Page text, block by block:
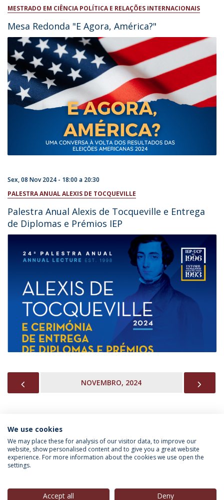
MESTRADO EM CIÊNCIA POLÍTICA E RELAÇÕES INTERNACIONAIS
Mesa Redonda "E Agora, América?"
Sex, 08 Nov 2024 - 18:00 a 20:30
PALESTRA ANUAL ALEXIS DE TOCQUEVILLE
Palestra Anual Alexis de Tocqueville e Entrega
de Diplomas e Prémios IEP
NOVEMBRO, 2024
INFORMAÇÃO PARA
We use cookies
We may place these for analysis of our visitor data, to improve our
website, show personalised content and to give you a great website
experience. For more information about the cookies we use open the
settings.
Accept all Deny